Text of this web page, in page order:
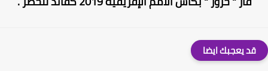
قد يعجبك ايضا